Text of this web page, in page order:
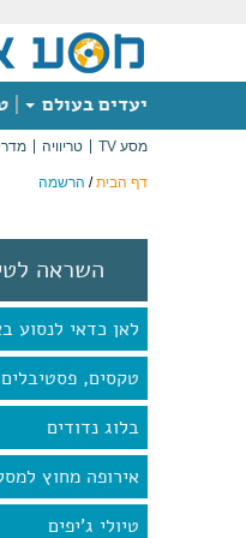
יעדים בעולם
מסע TV טריוויה
דף הבית/ הרשמה
השראה
לאן כדאי לנסוע
טקסים,
בלוג נדודים
אירופה מחוץ
טיולי ג'יפים